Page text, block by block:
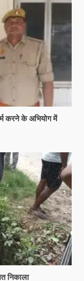
करने के अभियोग में
निकाला